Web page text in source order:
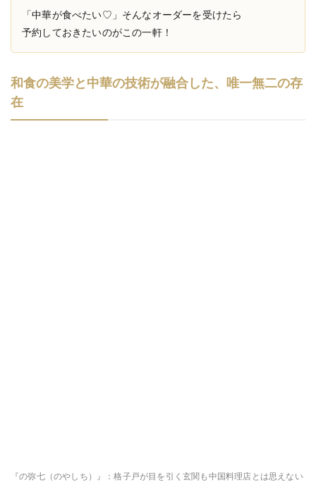
「中華が食べたい♡」そんなオーダーを受けたら
予約しておきたいのがこの一軒！
和食の美学と中華の技術が融合した、唯一無二の存
在
『の弥七（のやしち）』：格子戸が目を引く玄関も中国料理店とは思えない